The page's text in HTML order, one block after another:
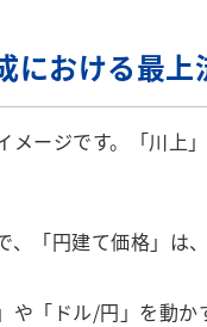
における最上
ージです。「川上
「円建て価格」は
や「ドル/円」を動